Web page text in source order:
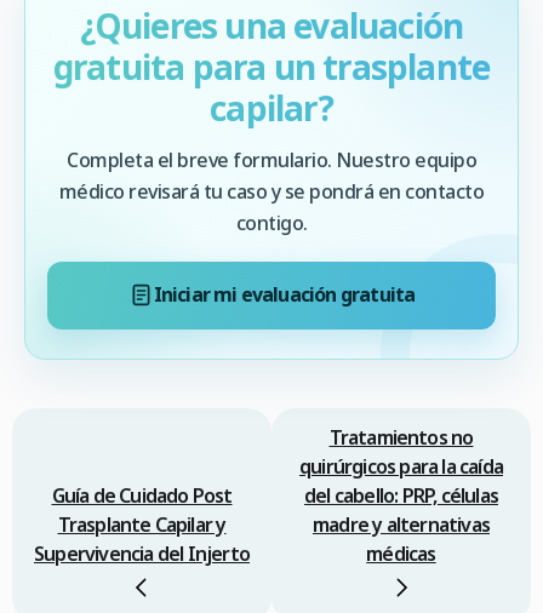
¿Quieres una evaluación
gratuita para un trasplante
capilar?
Completa el breve formulario. Nuestro equipo
médico revisará tu caso y se pondrá en contacto
contigo.
Iniciar mi evaluación gratuita
Guía de Cuidado Post
Trasplante Capilar y
Supervivencia del Injerto
Tratamientos no
quirúrgicos para la caída
del cabello: PRP, células
madre y alternativas
médicas